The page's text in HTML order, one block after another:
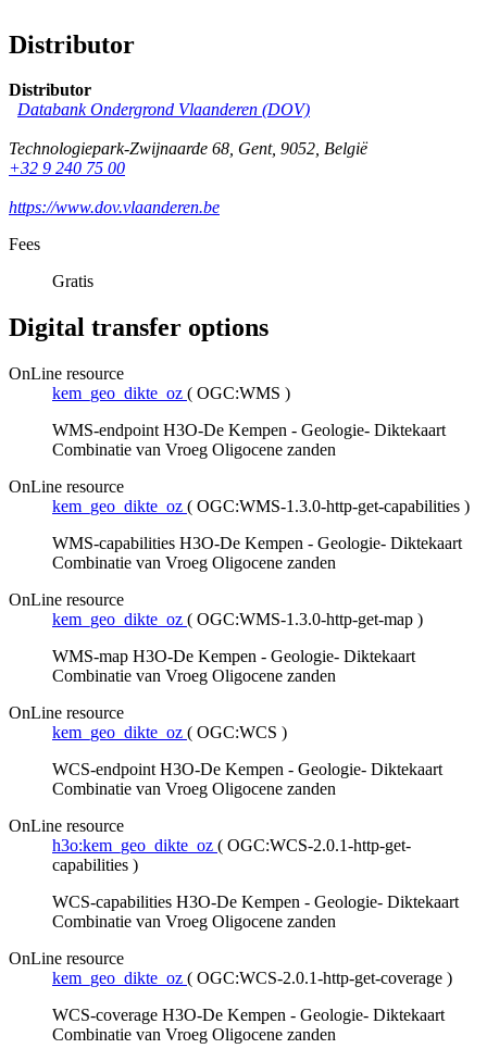
Distributor
Distributor
Databank Ondergrond Vlaanderen (DOV)
Technologiepark-Zwijnaarde 68, Gent, 9052, België
+32 9 240 75 00
https://www.dov.vlaanderen.be
Fees
Gratis
Digital transfer options
OnLine resource
kem_geo_dikte_oz ( OGC:WMS )
WMS-endpoint H3O-De Kempen - Geologie- Diktekaart
Combinatie van Vroeg Oligocene zanden
OnLine resource
kem_geo_dikte_oz ( OGC:WMS-1.3.0-http-get-capabilities )
WMS-capabilities H3O-De Kempen - Geologie- Diktekaart
Combinatie van Vroeg Oligocene zanden
OnLine resource
kem_geo_dikte_oz ( OGC:WMS-1.3.0-http-get-map )
WMS-map H3O-De Kempen - Geologie- Diktekaart
Combinatie van Vroeg Oligocene zanden
OnLine resource
kem_geo_dikte_oz ( OGC:WCS )
WCS-endpoint H3O-De Kempen - Geologie- Diktekaart
Combinatie van Vroeg Oligocene zanden
OnLine resource
h3o:kem_geo_dikte_oz ( OGC:WCS-2.0.1-http-get-
capabilities )
WCS-capabilities H3O-De Kempen - Geologie- Diktekaart
Combinatie van Vroeg Oligocene zanden
OnLine resource
kem_geo_dikte_oz ( OGC:WCS-2.0.1-http-get-coverage )
WCS-coverage H3O-De Kempen - Geologie- Diktekaart
Combinatie van Vroeg Oligocene zanden